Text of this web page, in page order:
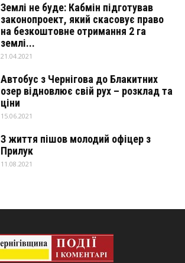
Землі не буде: Кабмін підготував
законопроект, який скасовує право
на безкоштовне отримання 2 га
землі...
21.04.2021
Автобус з Чернігова до Блакитних
озер відновлює свій рух – розклад та
ціни
15.06.2021
З життя пішов молодий офіцер з
Прилук
11.08.2021